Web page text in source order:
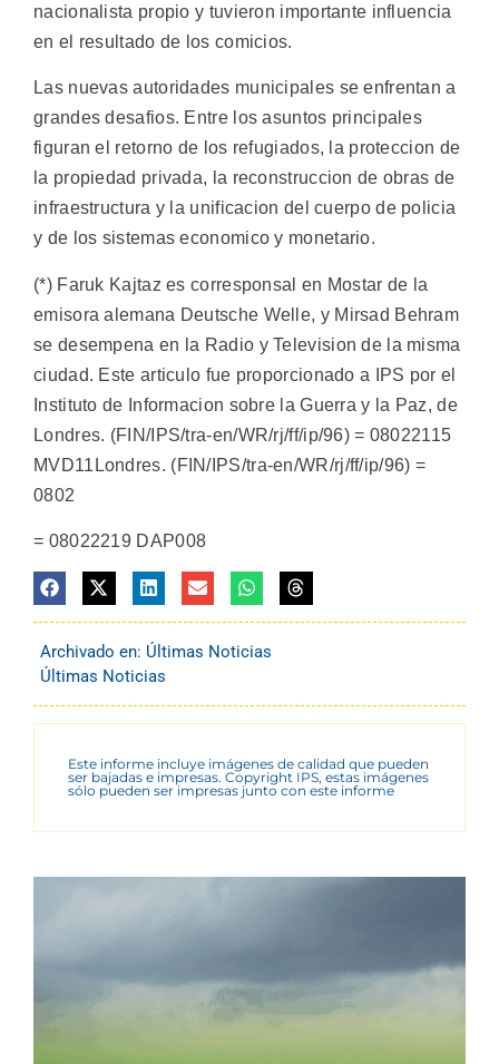
nacionalista propio y tuvieron importante influencia
en el resultado de los comicios.
Las nuevas autoridades municipales se enfrentan a
grandes desafios. Entre los asuntos principales
figuran el retorno de los refugiados, la proteccion de
la propiedad privada, la reconstruccion de obras de
infraestructura y la unificacion del cuerpo de policia
y de los sistemas economico y monetario.
(*) Faruk Kajtaz es corresponsal en Mostar de la
emisora alemana Deutsche Welle, y Mirsad Behram
se desempena en la Radio y Television de la misma
ciudad. Este articulo fue proporcionado a IPS por el
Instituto de Informacion sobre la Guerra y la Paz, de
Londres. (FIN/IPS/tra-en/WR/rj/ff/ip/96) = 08022115
MVD11Londres. (FIN/IPS/tra-en/WR/rj/ff/ip/96) =
0802
= 08022219 DAP008
Archivado en: Últimas Noticias
Últimas Noticias
Este informe incluye imágenes de calidad que pueden
ser bajadas e impresas. Copyright IPS, estas imágenes
sólo pueden ser impresas junto con este informe